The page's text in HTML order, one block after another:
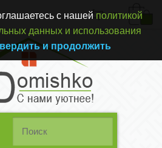
(0)
с нашей политикой
данных и использования
и продолжить